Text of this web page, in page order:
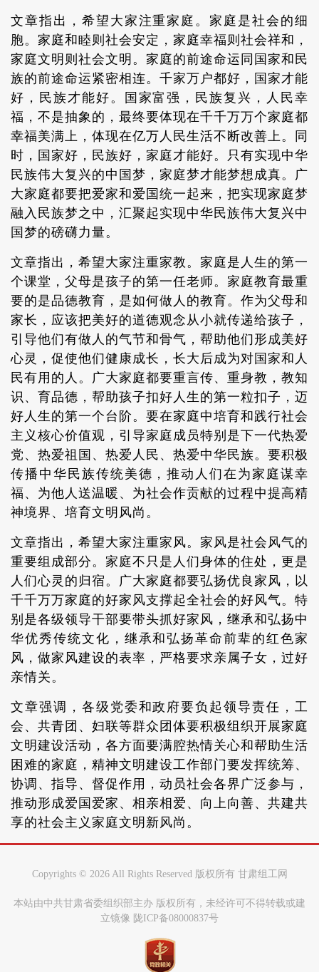
文章指出，希望大家注重家庭。家庭是社会的细
胞。家庭和睦则社会安定，家庭幸福则社会祥和，
家庭文明则社会文明。家庭的前途命运同国家和民
族的前途命运紧密相连。千家万户都好，国家才能
好，民族才能好。国家富强，民族复兴，人民幸
福，不是抽象的，最终要体现在千千万万个家庭都
幸福美满上，体现在亿万人民生活不断改善上。同
时，国家好，民族好，家庭才能好。只有实现中华
民族伟大复兴的中国梦，家庭梦才能梦想成真。广
大家庭都要把爱家和爱国统一起来，把实现家庭梦
融入民族梦之中，汇聚起实现中华民族伟大复兴中
国梦的磅礴力量。
文章指出，希望大家注重家教。家庭是人生的第一
个课堂，父母是孩子的第一任老师。家庭教育最重
要的是品德教育，是如何做人的教育。作为父母和
家长，应该把美好的道德观念从小就传递给孩子，
引导他们有做人的气节和骨气，帮助他们形成美好
心灵，促使他们健康成长，长大后成为对国家和人
民有用的人。广大家庭都要重言传、重身教，教知
识、育品德，帮助孩子扣好人生的第一粒扣子，迈
好人生的第一个台阶。要在家庭中培育和践行社会
主义核心价值观，引导家庭成员特别是下一代热爱
党、热爱祖国、热爱人民、热爱中华民族。要积极
传播中华民族传统美德，推动人们在为家庭谋幸
福、为他人送温暖、为社会作贡献的过程中提高精
神境界、培育文明风尚。
文章指出，希望大家注重家风。家风是社会风气的
重要组成部分。家庭不只是人们身体的住处，更是
人们心灵的归宿。广大家庭都要弘扬优良家风，以
千千万万家庭的好家风支撑起全社会的好风气。特
别是各级领导干部要带头抓好家风，继承和弘扬中
华优秀传统文化，继承和弘扬革命前辈的红色家
风，做家风建设的表率，严格要求亲属子女，过好
亲情关。
文章强调，各级党委和政府要负起领导责任，工
会、共青团、妇联等群众团体要积极组织开展家庭
文明建设活动，各方面要满腔热情关心和帮助生活
困难的家庭，精神文明建设工作部门要发挥统筹、
协调、指导、督促作用，动员社会各界广泛参与，
推动形成爱国爱家、相亲相爱、向上向善、共建共
享的社会主义家庭文明新风尚。
Copyrights © 2026 All Rights Reserved 版权所有 甘肃组工网
本站由中共甘肃省委组织部主办 版权所有，未经许可不得转载或建
立镜像 陇ICP备08000837号